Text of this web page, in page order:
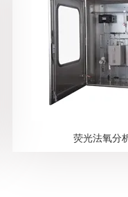
荧光法氧分